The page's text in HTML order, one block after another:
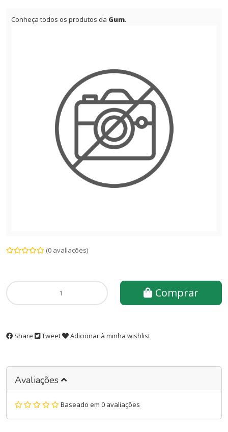
Conheça todos os produtos da Gum.
(0 avaliações)
Comprar
Share Tweet Adicionar à minha wishlist
Avaliações
Baseado em 0 avaliações